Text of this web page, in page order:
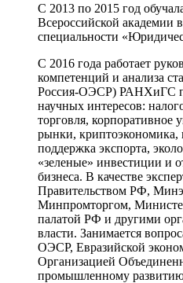
С 2013 по 2015 год
Всероссийской академии
специальности
С 2016 года работает
компетенций и анализа
Россия-ОЭСР) РАНХиГС
научных интересов:
торговля, корпоративное
рынки, криптоэкономика,
поддержка экспорта,
«зеленые» инвестиции и
бизнеса. В качестве
Правительством РФ,
Минпромторгом,
палатой РФ и другими
власти. Занимается
ОЭСР, Евразийской
Организацией
промышленному